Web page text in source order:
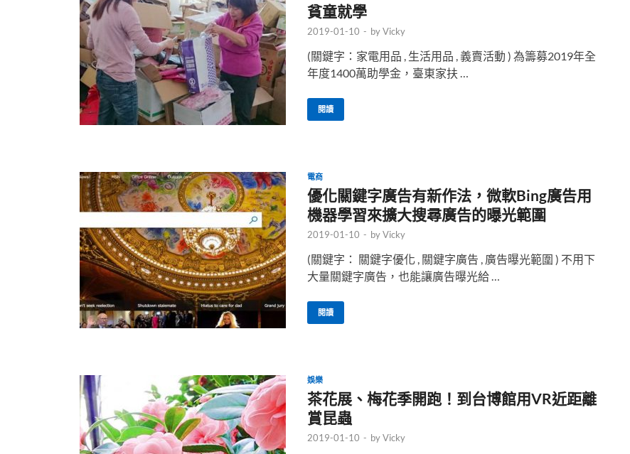
貧童就學
2019-01-10 - byVicky
(關鍵字：家電用品 , 生活用品 , 義賣活動 ) 為籌募2019年全
年度1400萬助學金，臺東家扶 …
閱讀
電商
優化關鍵字廣告有新作法，微軟Bing廣告用
機器學習來擴大搜尋廣告的曝光範圍
2019-01-10 - byVicky
(關鍵字： 關鍵字優化 , 關鍵字廣告 , 廣告曝光範圍 ) 不用下
大量關鍵字廣告，也能讓廣告曝光給 …
閱讀
娛樂
茶花展、梅花季開跑！到台博館用VR近距離
賞昆蟲
2019-01-10 - byVicky